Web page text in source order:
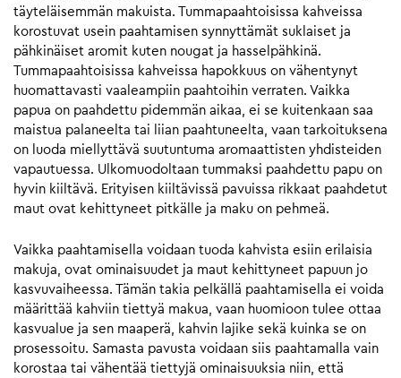
täyteläisemmän makuista. Tummapaahtoisissa kahveissa
korostuvat usein paahtamisen synnyttämät suklaiset ja
pähkinäiset aromit kuten nougat ja hasselpähkinä.
Tummapaahtoisissa kahveissa hapokkuus on vähentynyt
huomattavasti vaaleampiin paahtoihin verraten. Vaikka
papua on paahdettu pidemmän aikaa, ei se kuitenkaan saa
maistua palaneelta tai liian paahtuneelta, vaan tarkoituksena
on luoda miellyttävä suutuntuma aromaattisten yhdisteiden
vapautuessa. Ulkomuodoltaan tummaksi paahdettu papu on
hyvin kiiltävä. Erityisen kiiltävissä pavuissa rikkaat paahdetut
maut ovat kehittyneet pitkälle ja maku on pehmeä.
Vaikka paahtamisella voidaan tuoda kahvista esiin erilaisia
makuja, ovat ominaisuudet ja maut kehittyneet papuun jo
kasvuvaiheessa. Tämän takia pelkällä paahtamisella ei voida
määrittää kahviin tiettyä makua, vaan huomioon tulee ottaa
kasvualue ja sen maaperä, kahvin lajike sekä kuinka se on
prosessoitu. Samasta pavusta voidaan siis paahtamalla vain
korostaa tai vähentää tiettyjä ominaisuuksia niin, että